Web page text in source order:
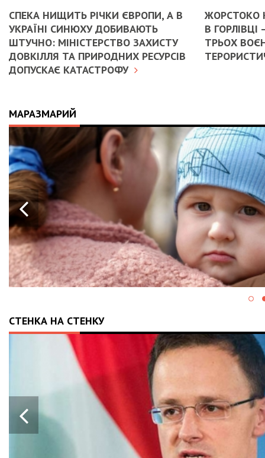
СПЕКА НИЩИТЬ РІЧКИ ЄВРОПИ, А В
УКРАЇНІ СИНЮХУ ДОБИВАЮТЬ
ШТУЧНО: МІНІСТЕРСТВО ЗАХИСТУ
ДОВКІЛЛЯ ТА ПРИРОДНИХ РЕСУРСІВ
ДОПУСКАЄ КАТАСТРОФУ
ЖОРСТОКО
В
ТРЬОХ
МАРАЗМАРИЙ
СТЕНКА НА СТЕНКУ